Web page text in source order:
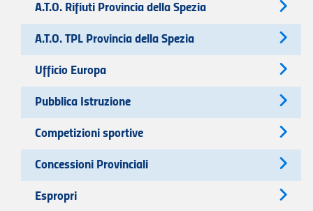
A.T.O. Rifiuti Provincia della Spezia
A.T.O. TPL Provincia della Spezia
Ufficio Europa
Pubblica Istruzione
Competizioni sportive
Concessioni Provinciali
Espropri